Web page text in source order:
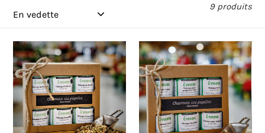
i
o
n
9 produits
Coffret
cadeau
d'épices
Découverte
Coffret
cadeau
d'épices
BBQ